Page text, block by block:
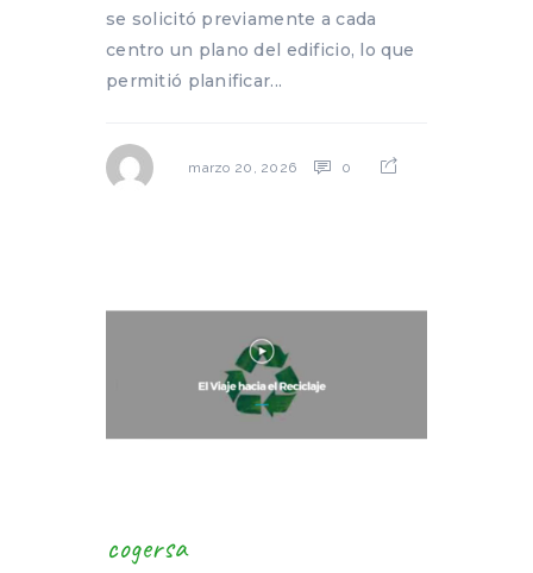
se solicitó previamente a cada
centro un plano del edificio, lo que
permitió planificar...
marzo 20, 2026 0
cogersa